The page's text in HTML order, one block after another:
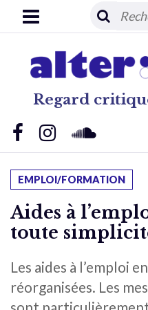
Regard
EMPLOI/FORMATION
Aides à
toute
Les aides à l’emploi
réorganisées. Les